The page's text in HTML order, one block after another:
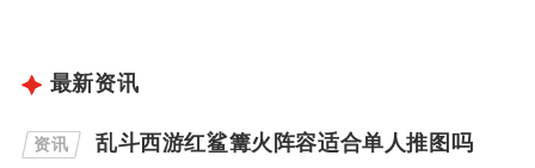
最新资讯
资讯 乱斗西游红鲨篝火阵容适合单人推图吗